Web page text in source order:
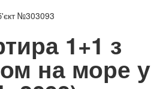
№303093
1+1 з
на море у